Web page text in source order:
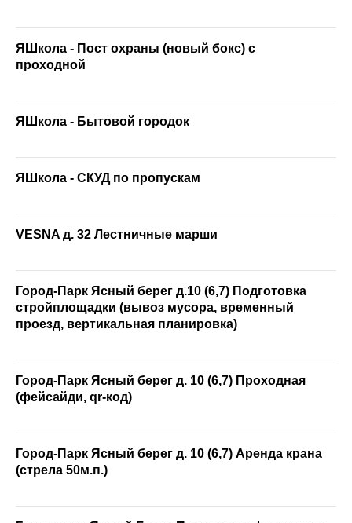
ЯШкола - Пост охраны (новый бокс) с
проходной
ЯШкола - Бытовой городок
ЯШкола - СКУД по пропускам
VESNA д. 32 Лестничные марши
Город-Парк Ясный берег д.10 (6,7) Подготовка
стройплощадки (вывоз мусора, временный
проезд, вертикальная планировка)
Город-Парк Ясный берег д. 10 (6,7) Проходная
(фейсайди, qr-код)
Город-Парк Ясный берег д. 10 (6,7) Аренда крана
(стрела 50м.п.)